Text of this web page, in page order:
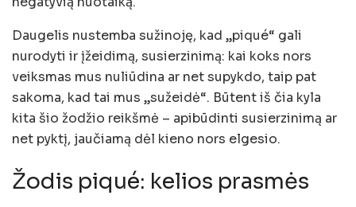
Daugelis nustemba sužinoję, kad „piqué“ gali
nurodyti ir įžeidimą, susierzinimą: kai koks nors
veiksmas mus nuliūdina ar net supykdo, taip pat
sakoma, kad tai mus „sužeidė“. Būtent iš čia kyla
kita šio žodžio reikšmė – apibūdinti susierzinimą ar
net pyktį, jaučiamą dėl kieno nors elgesio.
Žodis piqué: kelios prasmės